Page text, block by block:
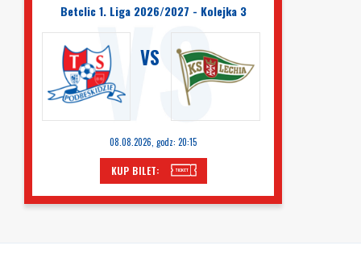
Betclic 1. Liga 2026/2027 - Kolejka 3
VS
08.08.2026, godz: 20:15
KUP BILET: